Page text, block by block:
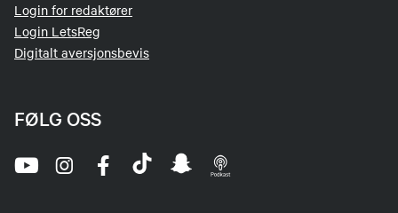
Login for redaktører
Login LetsReg
Digitalt aversjonsbevis
FØLG OSS